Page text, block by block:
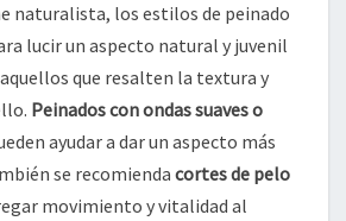
naturalista, los estilos de peinado
lucir un aspecto natural y juvenil
que resalten la textura y
Peinados con ondas suaves o
ayudar a dar un aspecto más
se recomienda cortes de pelo
movimiento y vitalidad al